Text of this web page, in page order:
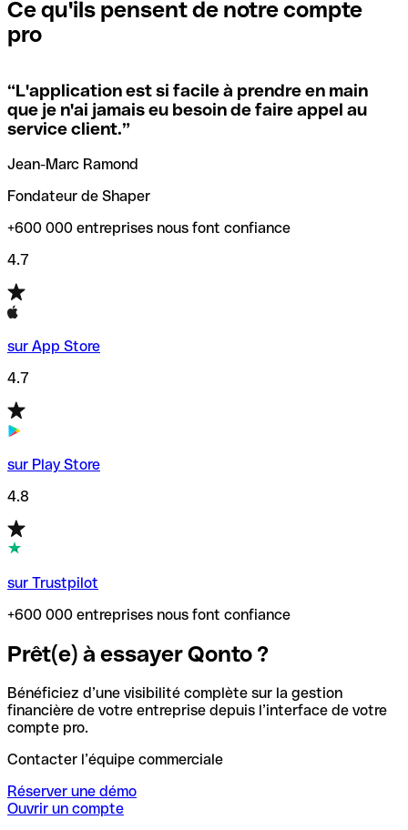
signifie que vous avez le code de l'une des succursales
locales.
Si vous n'êtes pas sûr du code SWIFT que vous devriez
utiliser, nous avons développé un outil de recherche de
codes SWIFT par nom de banque.
vérification/recherche de codes SWIFT. Ainsi, vous pouvez
trouver et vérifier vos codes SWIFT avant de réaliser vos
transferts d’argent.
Ce qu'ils pensent de notre compte
pro
“L'application est si facile à prendre en main
que je n'ai jamais eu besoin de faire appel au
service client.”
Jean-Marc Ramond
Fondateur de Shaper
+600 000 entreprises nous font confiance
4.7
sur App Store
4.7
sur Play Store
4.8
sur Trustpilot
+600 000 entreprises nous font confiance
Prêt(e) à essayer Qonto ?
Bénéficiez d’une visibilité complète sur la gestion
financière de votre entreprise depuis l’interface de votre
compte pro.
Contacter l’équipe commerciale
Réserver une démo
Ouvrir un compte